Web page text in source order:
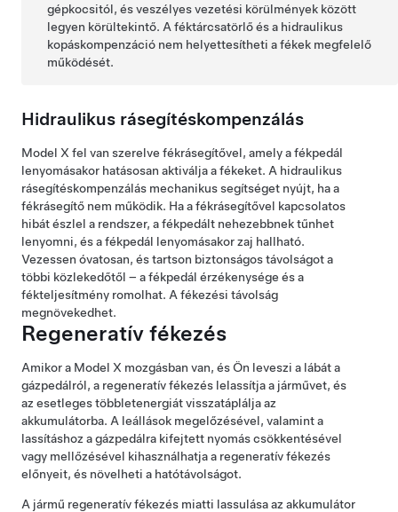
gépkocsitól, és veszélyes vezetési körülmények között
legyen körültekintő. A féktárcsatörlő és a hidraulikus
kopáskompenzáció nem helyettesítheti a fékek megfelelő
működését.
Hidraulikus rásegítéskompenzálás
Model X fel van szerelve fékrásegítővel, amely a fékpedál
lenyomásakor hatásosan aktiválja a fékeket. A hidraulikus
rásegítéskompenzálás mechanikus segítséget nyújt, ha a
fékrásegítő nem működik. Ha a fékrásegítővel kapcsolatos
hibát észlel a rendszer, a fékpedált nehezebbnek tűnhet
lenyomni, és a fékpedál lenyomásakor zaj hallható.
Vezessen óvatosan, és tartson biztonságos távolságot a
többi közlekedőtől – a fékpedál érzékenysége és a
fékteljesítmény romolhat. A fékezési távolság
megnövekedhet.
Regeneratív fékezés
Amikor a Model X mozgásban van, és Ön leveszi a lábát a
gázpedálról, a regeneratív fékezés lelassítja a járművet, és
az esetleges többletenergiát visszatáplálja az
akkumulátorba. A leállások megelőzésével, valamint a
lassításhoz a gázpedálra kifejtett nyomás csökkentésével
vagy mellőzésével kihasználhatja a regeneratív fékezés
előnyeit, és növelheti a hatótávolságot.
A jármű regeneratív fékezés miatti lassulása az akkumulátor